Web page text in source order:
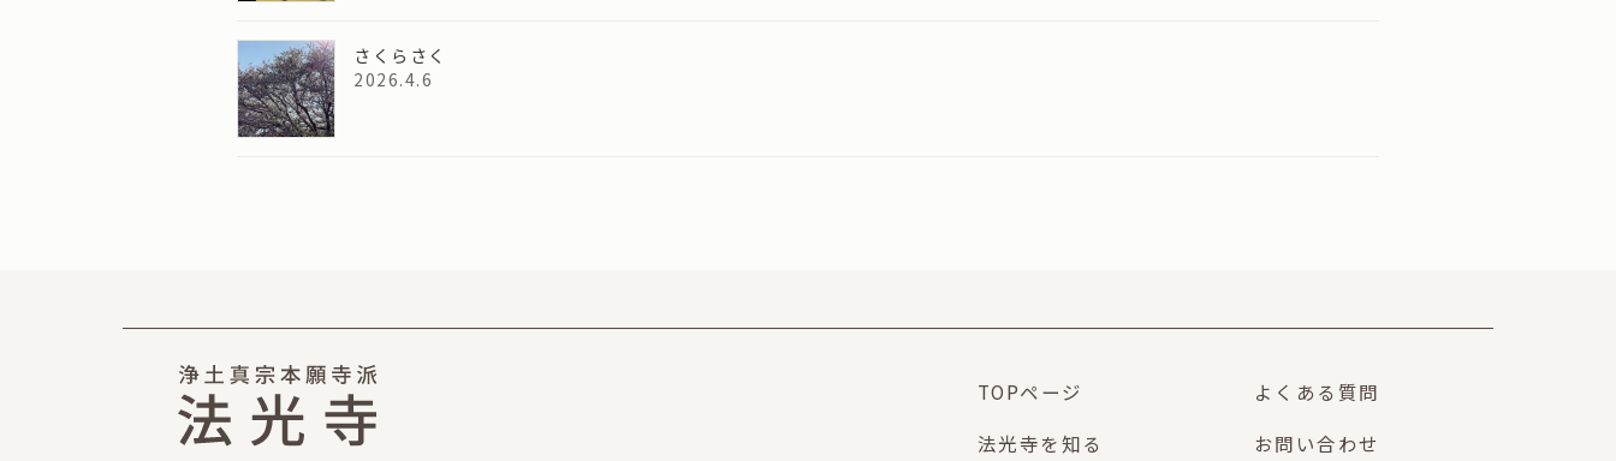
さくらさく
2026.4.6
TOPページ
法光寺を知る
よくある質問
お問い合わせ